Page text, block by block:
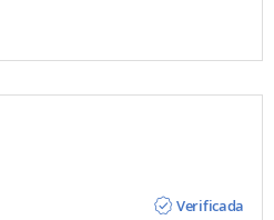
Verificada